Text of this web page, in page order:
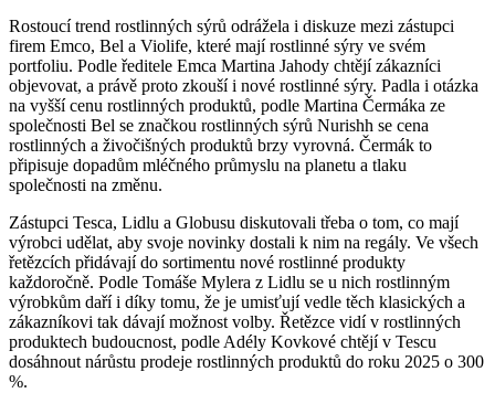
Rostoucí trend rostlinných sýrů odrážela i diskuze mezi zástupci
firem Emco, Bel a Violife, které mají rostlinné sýry ve svém
portfoliu. Podle ředitele Emca Martina Jahody chtějí zákazníci
objevovat, a právě proto zkouší i nové rostlinné sýry. Padla i otázka
na vyšší cenu rostlinných produktů, podle Martina Čermáka ze
společnosti Bel se značkou rostlinných sýrů Nurishh se cena
rostlinných a živočišných produktů brzy vyrovná. Čermák to
připisuje dopadům mléčného průmyslu na planetu a tlaku
společnosti na změnu.
Zástupci Tesca, Lidlu a Globusu diskutovali třeba o tom, co mají
výrobci udělat, aby svoje novinky dostali k nim na regály. Ve všech
řetězcích přidávají do sortimentu nové rostlinné produkty
každoročně. Podle Tomáše Mylera z Lidlu se u nich rostlinným
výrobkům daří i díky tomu, že je umisťují vedle těch klasických a
zákazníkovi tak dávají možnost volby. Řetězce vidí v rostlinných
produktech budoucnost, podle Adély Kovkové chtějí v Tescu
dosáhnout nárůstu prodeje rostlinných produktů do roku 2025 o 300
%.